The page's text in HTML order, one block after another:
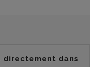
directement dans